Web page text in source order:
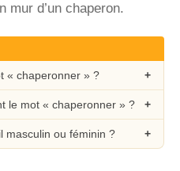
mur d’un chaperon.
« chaperonner » ?
le mot « chaperonner » ?
masculin ou féminin ?